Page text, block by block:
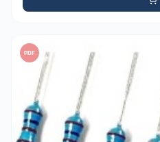
PDF